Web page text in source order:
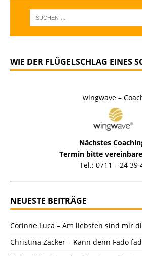
WIE DER FLÜGELSCHLAG EINES
wingwave –
Nächstes
Termin bitte
Tel.: 0711 – 24 39
NEUESTE BEITRÄGE
Corinne Luca – Am liebsten sind mir
Christina Zacker – Kann denn Fado